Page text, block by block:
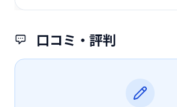
口コミ・評判